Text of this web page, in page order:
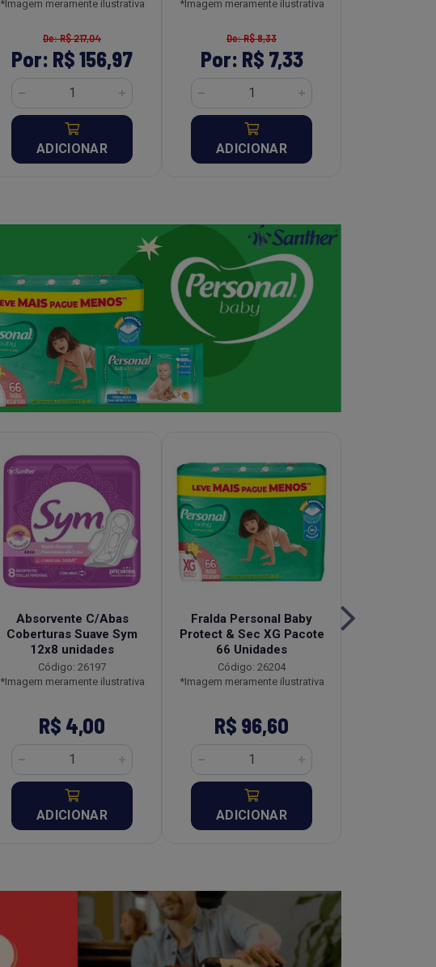
*Imagem meramente ilustrativa
De: R$ 217,04
Por: R$ 156,97
ADICIONAR
*Imagem meramente ilustrativa
De: R$ 8,33
Por: R$ 7,33
ADICIONAR
Absorvente C/Abas
Coberturas Suave Sym
12x8 unidades
Código: 26197
*Imagem meramente ilustrativa
R$ 4,00
ADICIONAR
Fralda Personal Baby
Protect & Sec XG Pacote
66 Unidades
Código: 26204
*Imagem meramente ilustrativa
R$ 96,60
ADICIONAR